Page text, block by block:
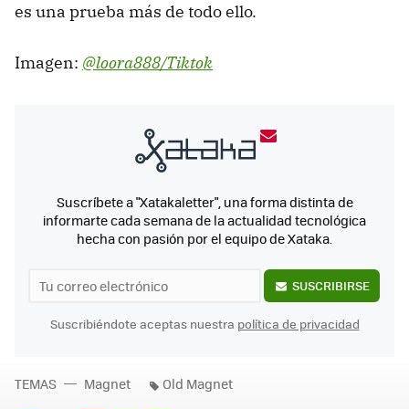
es una prueba más de todo ello.
Imagen: @loora888/Tiktok
Suscríbete a "Xatakaletter", una forma distinta de
informarte cada semana de la actualidad tecnológica
hecha con pasión por el equipo de Xataka.
SUSCRIBIRSE
Suscribiéndote aceptas nuestra política de privacidad
TEMAS Magnet Old Magnet